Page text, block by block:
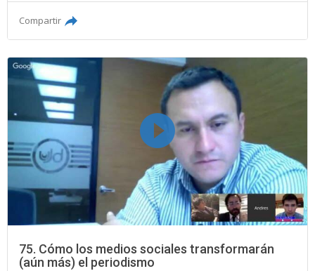
Compartir
75. Cómo los medios sociales transformarán
(aún más) el periodismo